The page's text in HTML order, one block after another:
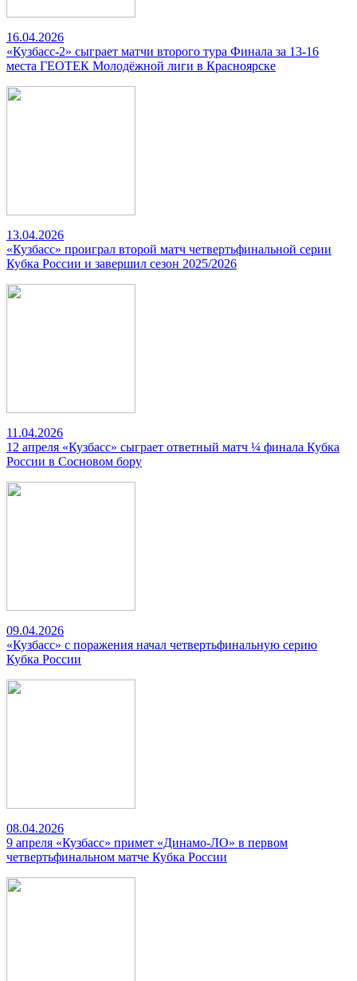
16.04.2026
«Кузбасс-2» сыграет матчи второго тура Финала за 13-16
места ГЕОТЕК Молодёжной лиги в Красноярске
13.04.2026
«Кузбасс» проиграл второй матч четвертьфинальной серии
Кубка России и завершил сезон 2025/2026
11.04.2026
12 апреля «Кузбасс» сыграет ответный матч ¼ финала Кубка
России в Сосновом бору
09.04.2026
«Кузбасс» с поражения начал четвертьфинальную серию
Кубка России
08.04.2026
9 апреля «Кузбасс» примет «Динамо-ЛО» в первом
четвертьфинальном матче Кубка России